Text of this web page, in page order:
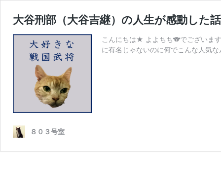
大谷刑部（大谷吉継）の人生が感動した
こんにちは★ よよちち🐨でございま
に有名じゃないのに何でこんな人気
８０３号室